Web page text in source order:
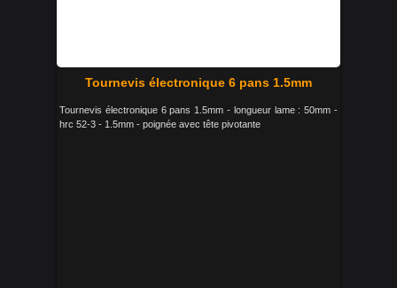
Tournevis électronique 6 pans 1.5mm
Tournevis électronique 6 pans 1.5mm - longueur lame : 50mm -
hrc 52-3 - 1.5mm - poignée avec tête pivotante